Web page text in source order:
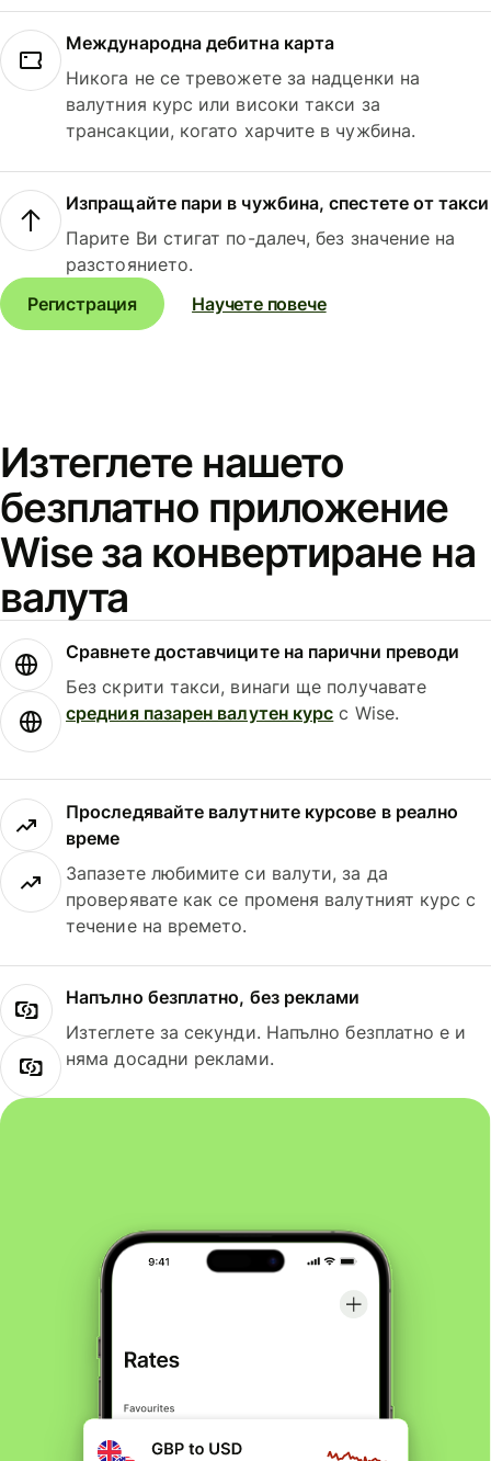
Международна дебитна карта
Никога не се тревожете за надценки на
валутния курс или високи такси за
трансакции, когато харчите в чужбина.
Изпращайте пари в чужбина, спестете от такси
Парите Ви стигат по-далеч, без значение на
разстоянието.
Регистрация
Научете повече
Изтеглете нашето
безплатно приложение
Wise за конвертиране на
валута
Сравнете доставчиците на парични преводи
Без скрити такси, винаги ще получавате
средния пазарен валутен курс с Wise.
Проследявайте валутните курсове в реално
време
Запазете любимите си валути, за да
проверявате как се променя валутният курс с
течение на времето.
Напълно безплатно, без реклами
Изтеглете за секунди. Напълно безплатно е и
няма досадни реклами.